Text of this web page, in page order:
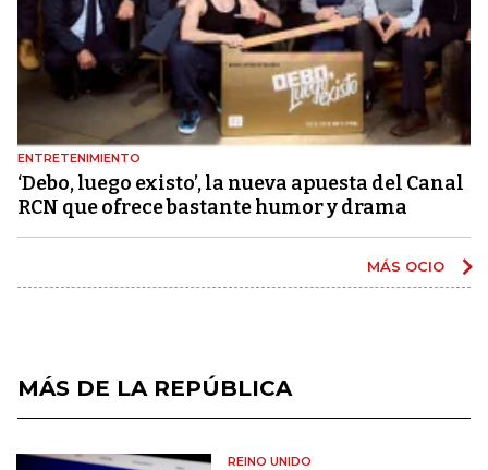
ENTRETENIMIENTO
‘Debo, luego existo’, la nueva apuesta del Canal
RCN que ofrece bastante humor y drama
MÁS OCIO
MÁS DE LA REPÚBLICA
REINO UNIDO